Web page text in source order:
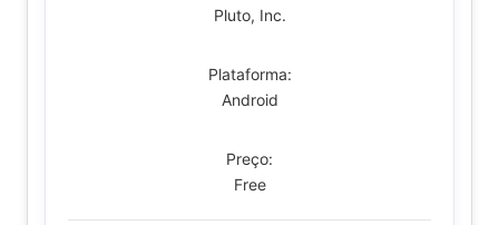
Pluto, Inc.
Plataforma:
Android
Preço:
Free